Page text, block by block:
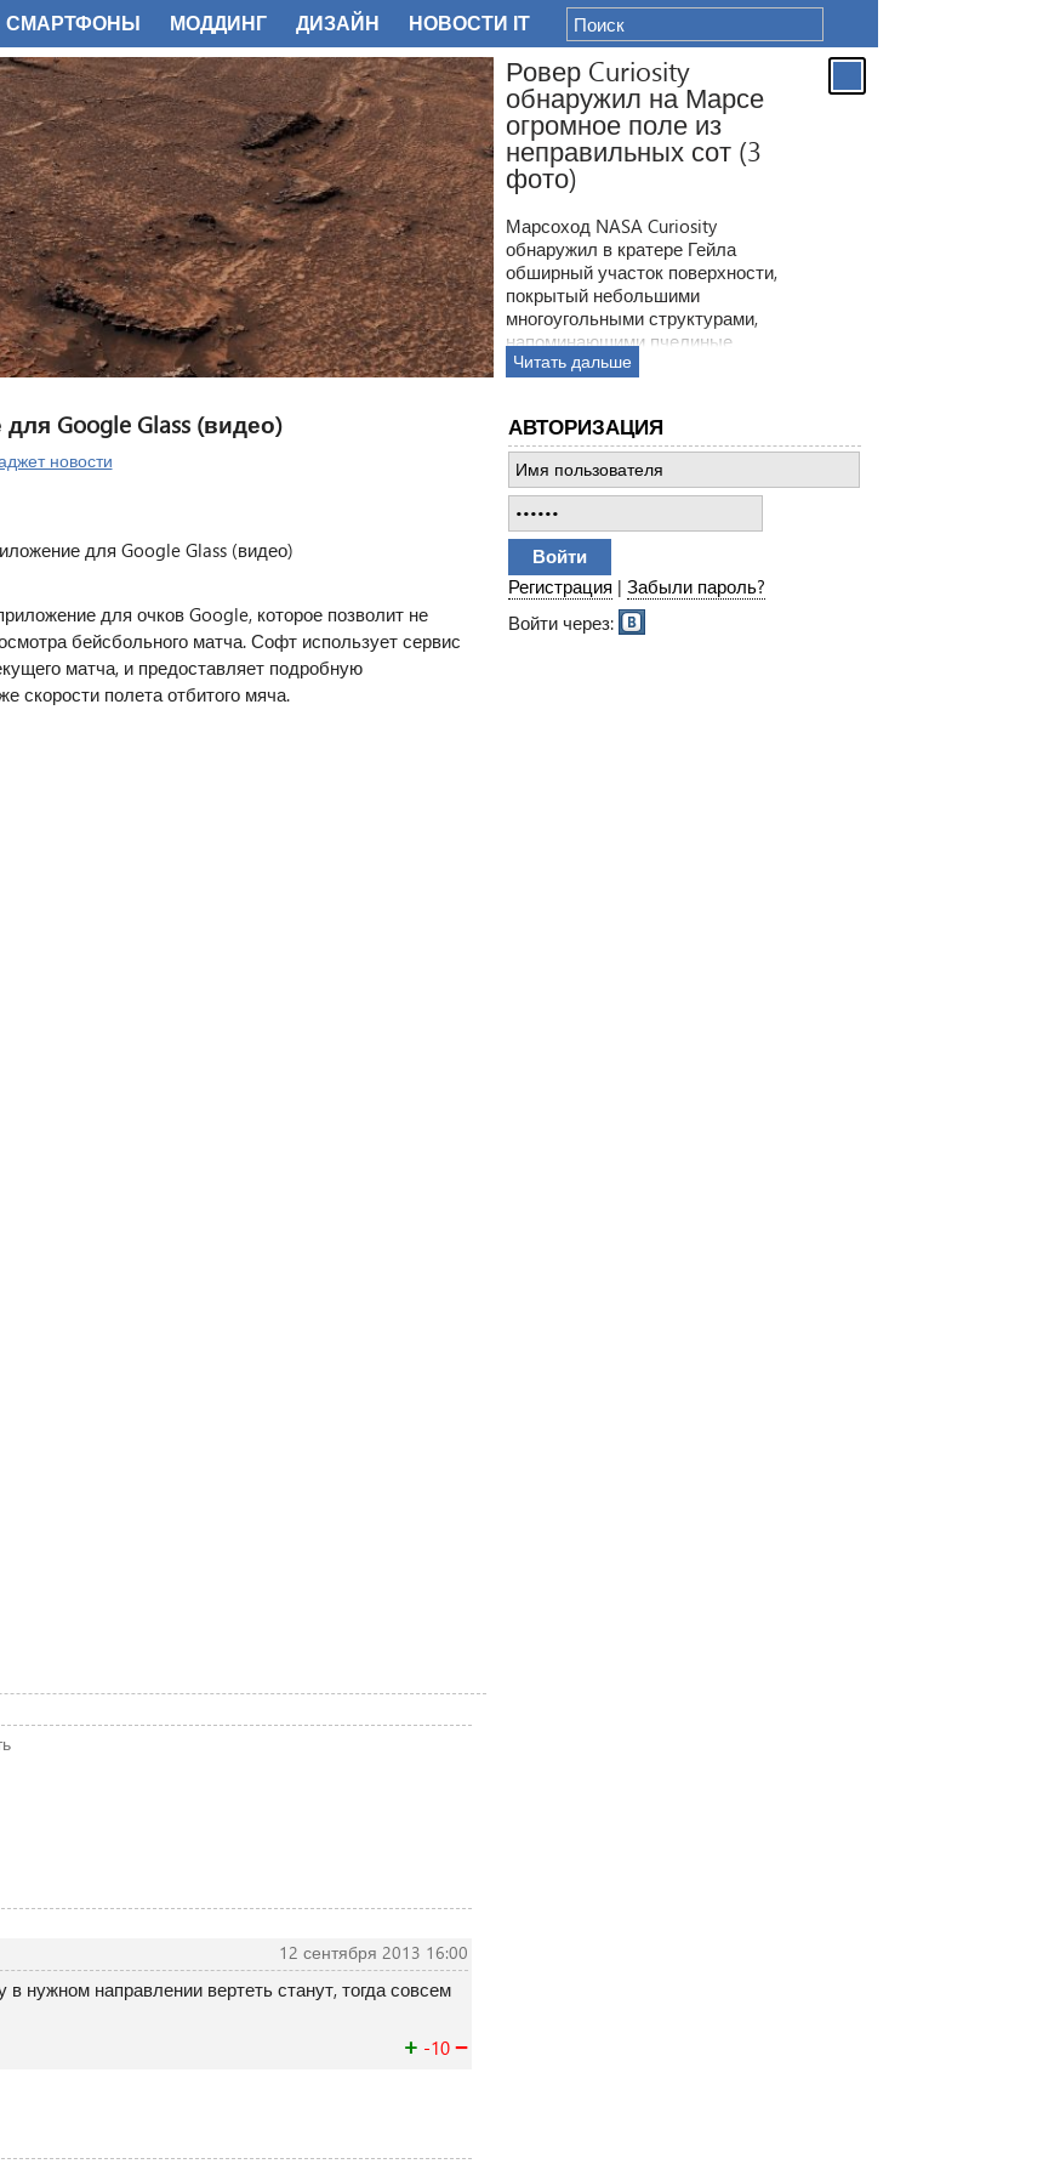
Ровер Curiosity
обнаружил на Марсе
огромное поле из
неправильных сот (3
фото)
Марсоход NASA Curiosity
обнаружил в кратере Гейла
обширный участок поверхности,
покрытый небольшими
многоугольными структурами,
напоминающими пчелиные
соты. Ранее ровер находил
затмила все предыдущее такие
открытия.
Читать дальше
Google Glass (видео)
новости
для очков Google, которое позволит не
бейсбольного матча. Софт использует сервис
матча, и предоставляет подробную
скорости полета отбитого мяча.
12 сентября 2013 16:00
в нужном направлении вертеть станут, тогда совсем
+ -10 −
АВТОРИЗАЦИЯ
Регистрация | Забыли пароль?
Войти через:
СМАРТФОНЫ МОДДИНГ ДИЗАЙН НОВОСТИ IT
ФОТО